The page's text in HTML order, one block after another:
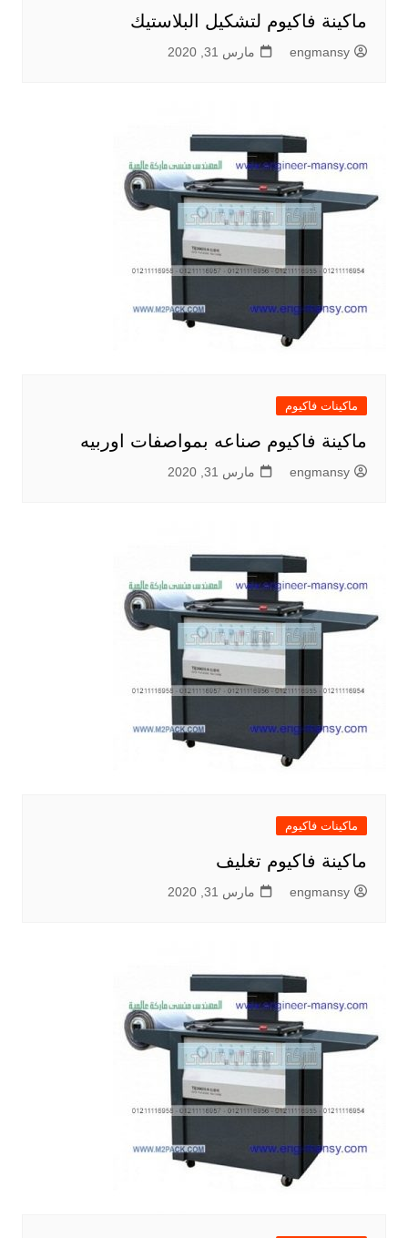
ماكينة فاكيوم لتشكيل البلاستيك
engmansy مارس 31, 2020
ماكينات فاكيوم
ماكينة فاكيوم صناعه بمواصفات اوربيه
engmansy مارس 31, 2020
ماكينات فاكيوم
ماكينة فاكيوم تغليف
engmansy مارس 31, 2020